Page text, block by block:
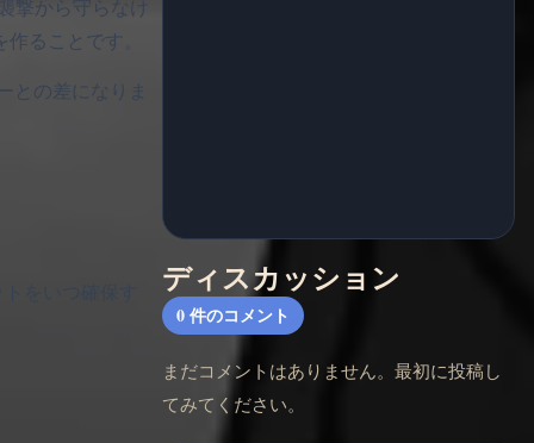
撃から守らなけ
ることです。
との差になりま
ディスカッション
0 件のコメント
まだコメントはありません。最初に投稿し
てみてください。